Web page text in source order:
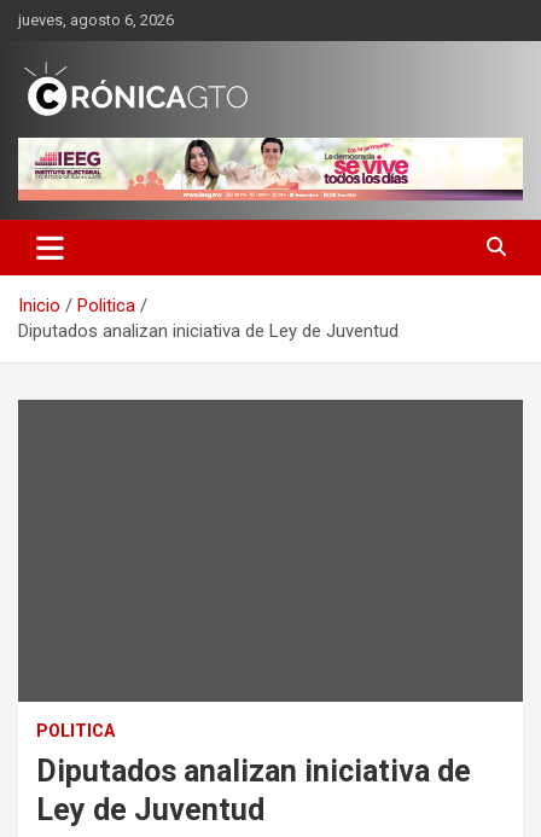
Saltar
contenido
jueves, agosto 6, 2026
CRONICA GUANAJUATO
Inicio
Politica
Diputados analizan iniciativa de Ley de Juventud
POLITICA
Diputados analizan iniciativa de
Ley de Juventud